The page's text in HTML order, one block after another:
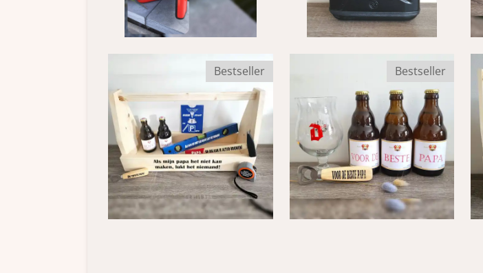
Bestseller Bestseller